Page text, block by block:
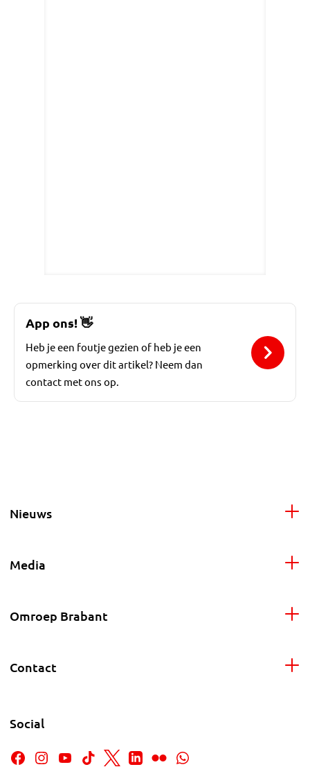
App ons!👋
Heb je een foutje gezien of heb je een
opmerking over dit artikel? Neem dan
contact met ons op.
Nieuws
Media
Omroep Brabant
Contact
Social